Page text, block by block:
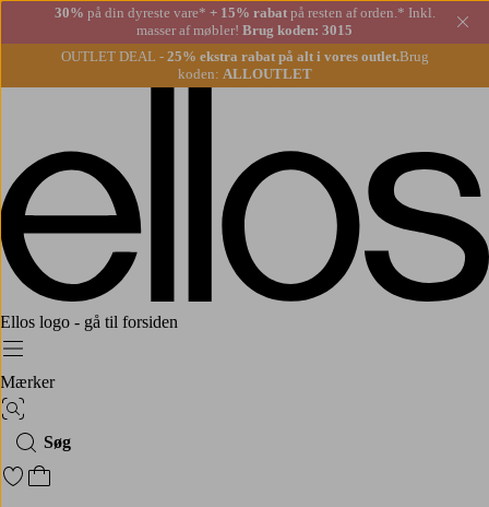
30% på din dyreste vare* + 15% rabatpå resten af orden.* Inkl.
masser af møbler! Brug koden: 3015
OUTLET DEAL - 25% ekstra rabat på alt i vores outlet.Brug
koden: ALLOUTLET
Ellos logo - gå til forsiden
Menu
Mærker
Billedsøgning
Søg
Gå til favoritmarkerede produkter
Gå til indkøbskurven